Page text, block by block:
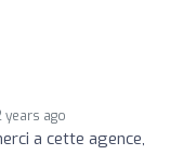
years ago
a cette agence,